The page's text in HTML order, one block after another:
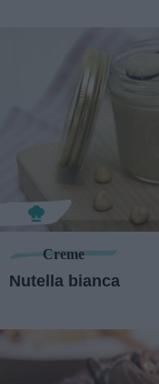
Creme
Nutella bianca